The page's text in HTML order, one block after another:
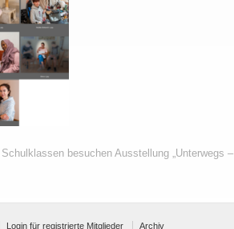
Schulklassen besuchen Ausstellung „Unterwegs
Login für registrierte Mitglieder Archiv